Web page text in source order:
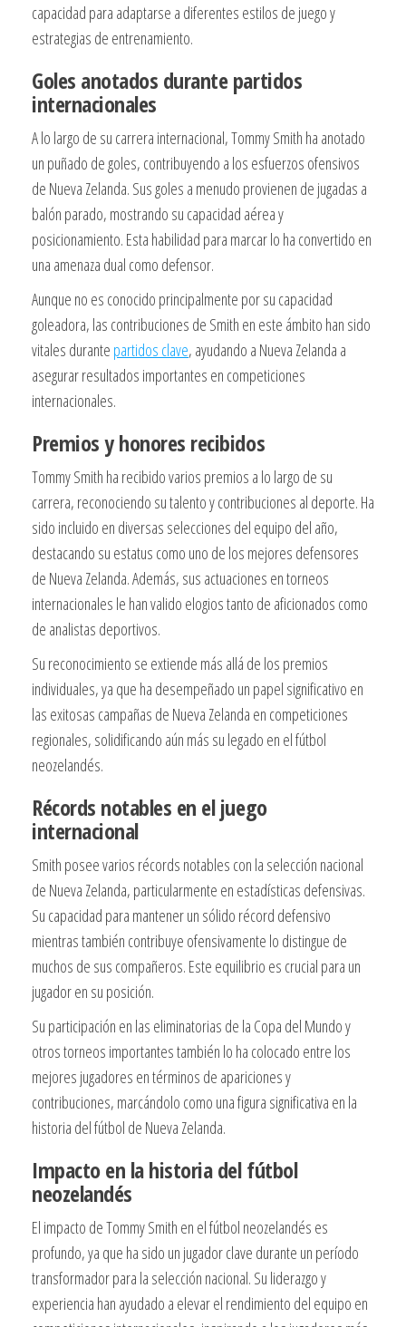
capacidad para adaptarse a diferentes estilos de juego y
estrategias de entrenamiento.
Goles anotados durante partidos
internacionales
A lo largo de su carrera internacional, Tommy Smith ha anotado
un puñado de goles, contribuyendo a los esfuerzos ofensivos
de Nueva Zelanda. Sus goles a menudo provienen de jugadas a
balón parado, mostrando su capacidad aérea y
posicionamiento. Esta habilidad para marcar lo ha convertido en
una amenaza dual como defensor.
Aunque no es conocido principalmente por su capacidad
goleadora, las contribuciones de Smith en este ámbito han sido
vitales durante partidos clave, ayudando a Nueva Zelanda a
asegurar resultados importantes en competiciones
internacionales.
Premios y honores recibidos
Tommy Smith ha recibido varios premios a lo largo de su
carrera, reconociendo su talento y contribuciones al deporte. Ha
sido incluido en diversas selecciones del equipo del año,
destacando su estatus como uno de los mejores defensores
de Nueva Zelanda. Además, sus actuaciones en torneos
internacionales le han valido elogios tanto de aficionados como
de analistas deportivos.
Su reconocimiento se extiende más allá de los premios
individuales, ya que ha desempeñado un papel significativo en
las exitosas campañas de Nueva Zelanda en competiciones
regionales, solidificando aún más su legado en el fútbol
neozelandés.
Récords notables en el juego
internacional
Smith posee varios récords notables con la selección nacional
de Nueva Zelanda, particularmente en estadísticas defensivas.
Su capacidad para mantener un sólido récord defensivo
mientras también contribuye ofensivamente lo distingue de
muchos de sus compañeros. Este equilibrio es crucial para un
jugador en su posición.
Su participación en las eliminatorias de la Copa del Mundo y
otros torneos importantes también lo ha colocado entre los
mejores jugadores en términos de apariciones y
contribuciones, marcándolo como una figura significativa en la
historia del fútbol de Nueva Zelanda.
Impacto en la historia del fútbol
neozelandés
El impacto de Tommy Smith en el fútbol neozelandés es
profundo, ya que ha sido un jugador clave durante un período
transformador para la selección nacional. Su liderazgo y
experiencia han ayudado a elevar el rendimiento del equipo en